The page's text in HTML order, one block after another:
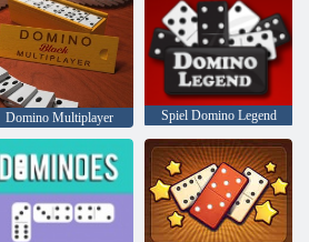
Domino Multiplayer Spiel Domino Legend